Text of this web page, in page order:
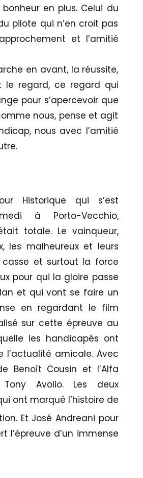
en plus. Celui du
pilote qui n’en croit pas
et l’amitié
en avant, la réussite,
le regard, ce regard qui
pour s’apercevoir que
nous, pense et agit
nous avec l’amitié
Historique qui s’est
à Porto-Vecchio,
totale. Le vainqueur,
les malheureux et leurs
et surtout la force
pour qui la gloire passe
et qui vont se faire un
en regardant le film
sur cette épreuve au
les handicapés ont
l’actualité amicale. Avec
Benoît Cousin et l’Alfa
Avolio. Les deux
ont marqué l’histoire de
Et José Andreani pour
d’un immense